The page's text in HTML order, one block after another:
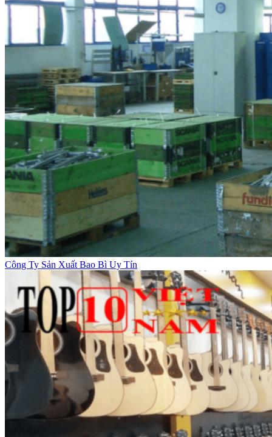
Công Ty Sản Xuất Bao Bì Uy Tín